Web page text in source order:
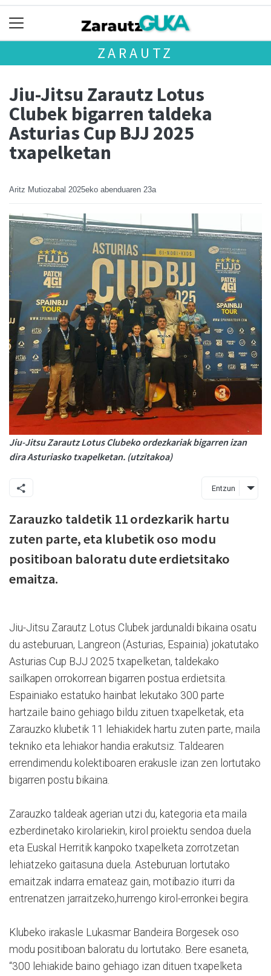
ZARAUTZ
Jiu-Jitsu Zarautz Lotus
Clubek bigarren taldeka
Asturias Cup BJJ 2025
txapelketan
Aritz Mutiozabal 2025eko abenduaren 23a
Jiu-Jitsu Zarautz Lotus Clubeko ordezkariak bigarren izan
dira Asturiasko txapelketan. (utzitakoa)
Entzun
Zarauzko taldetik 11 ordezkarik hartu
zuten parte, eta klubetik oso modu
positiboan baloratu dute erdietsitako
emaitza.
Jiu-Jitsu Zarautz Lotus Clubek jardunaldi bikaina osatu
du asteburuan, Langreon (Asturias, Espainia) jokatutako
Asturias Cup BJJ 2025 txapelketan, taldekako
sailkapen orrokorrean bigarren postua erdietsita.
Espainiako estatuko hainbat lekutako 300 parte
hartzaile baino gehiago bildu zituen txapelketak, eta
Zarauzko klubetik 11 lehiakidek hartu zuten parte, maila
tekniko eta lehiakor handia erakutsiz. Taldearen
errendimendu kolektiboaren erakusle izan zen lortutako
bigarren postu bikaina.
Zarauzko taldeak agerian utzi du, kategoria eta maila
ezberdinetako kirolariekin, kirol proiektu sendoa duela
eta Euskal Herritik kanpoko txapelketa zorrotzetan
lehiatzeko gaitasuna duela. Asteburuan lortutako
emaitzak indarra emateaz gain, motibazio iturri da
entrenatzen jarraitzeko,hurrengo kirol-erronkei begira.
Klubeko irakasle Lukasmar Bandeira Borgesek oso
modu positiboan baloratu du lortutako. Bere esaneta,
“300 lehiakide baino gehiago izan dituen txapelketa